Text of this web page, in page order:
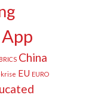
App
BRICS China
EU EURO